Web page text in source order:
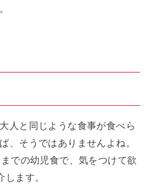
人と同じような食事が食べら
、そうではありませんよね。
での幼児食で、気をつけて欲
ます。